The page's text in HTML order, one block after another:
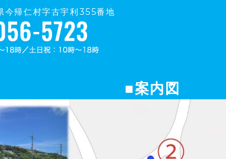
帰仁村字古宇利355番地
■案内図